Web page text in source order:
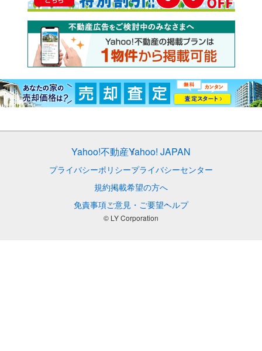
Yahoo!不動産Yahoo! JAPAN
プライバシーポリシープライバシーセンター
規約掲載希望の方へ
免責事項ご意見・ご要望ヘルプ
© LY Corporation